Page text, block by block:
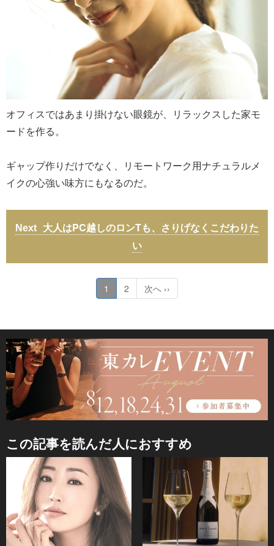
オフィスではあまり掛けない眼鏡が、リラックスした家モ
ードを作る。
ギャップ作りだけでなく、リモートワーク用ナチュラルメ
イクの心強い味方にもなるのだ。
大人はPC越しのロンTも、さりげなくこだわりた
い
1 2 次へ ››
この記事を読んだ人におすすめ